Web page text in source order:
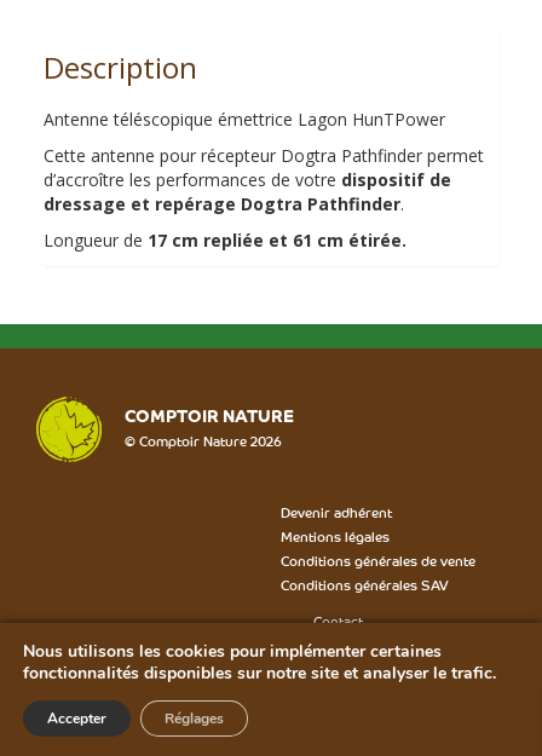
pour
DOGTRA
détachées)
Description
Antenne téléscopique émettrice Lagon HunTPower
Cette antenne pour récepteur Dogtra Pathfinder permet
d’accroître les performances de votre dispositif de
dressage et repérage Dogtra Pathfinder.
Longueur de 17 cm repliée et 61 cm étirée.
COMPTOIR NATURE
© Comptoir Nature 2026
Devenir adhérent
Mentions légales
Conditions générales de vente
Conditions générales SAV
Contact
Formulaire SAV
Bon de rétractation
Nous utilisons les cookies pour implémenter certaines
fonctionnalités disponibles sur notre site et analyser le trafic.
Accepter Réglages